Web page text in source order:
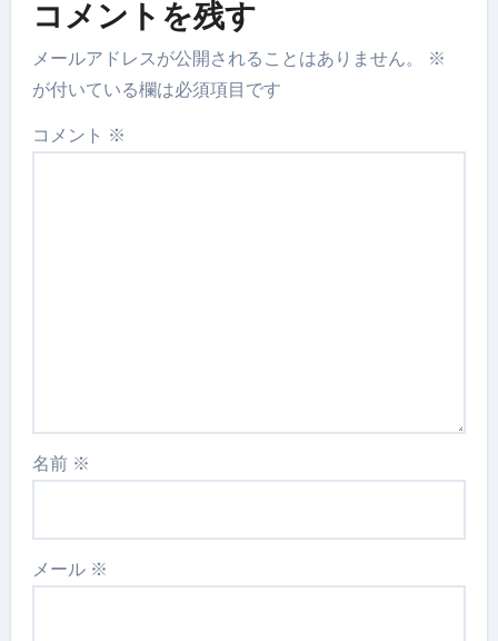
コメントを残す
メールアドレスが公開されることはありません。
※
が付いている欄は必須項目です
コメント ※
名前 ※
メール ※